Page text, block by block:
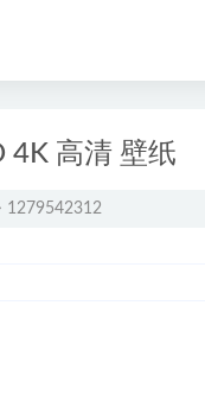
4K 高清 壁纸
1279542312